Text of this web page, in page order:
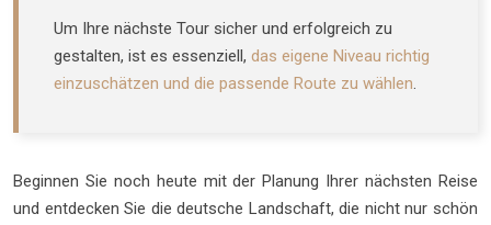
Um Ihre nächste Tour sicher und erfolgreich zu
gestalten, ist es essenziell, das eigene Niveau richtig
einzuschätzen und die passende Route zu wählen.
Beginnen Sie noch heute mit der Planung Ihrer nächsten Reise
und entdecken Sie die deutsche Landschaft, die nicht nur schön